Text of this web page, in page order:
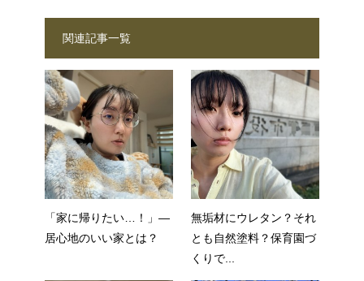
関連記事一覧
「家に帰りたい…！」—
居心地のいい家とは？
無垢材にウレタン？それ
とも自然塗料？保育園づ
くりで...